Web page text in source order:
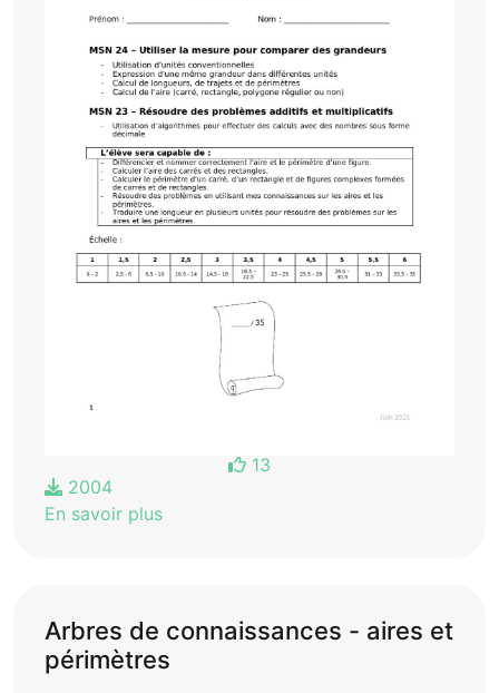
13
2004
En savoir plus
Arbres de connaissances - aires et
périmètres